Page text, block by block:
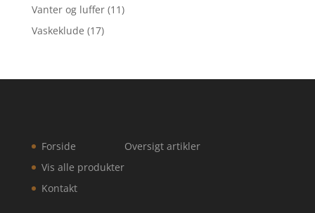
Vanter og luffer (11)
Vaskeklude (17)
Forside
Vis alle produkter
Kontakt
Oversigt artikler